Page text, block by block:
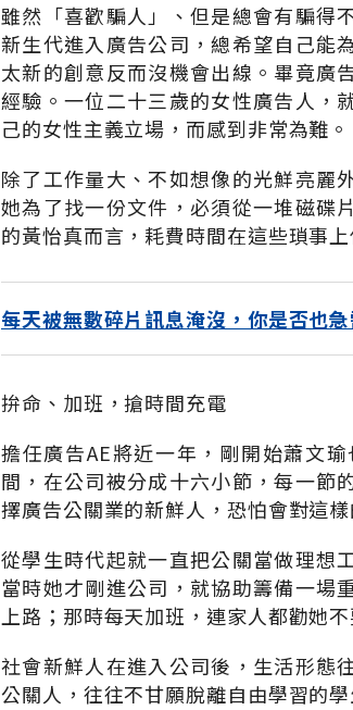
雖然「喜歡騙人」、但是總會有騙得
新生代進入廣告公司，總希望自己能
太新的創意反而沒機會出線。畢竟廣
經驗。一位二十三歲的女性廣告人，
己的女性主義立場，而感到非常為難。
除了工作量大、不如想像的光鮮亮麗
她為了找一份文件，必須從一堆磁碟
的黃怡真而言，耗費時間在這些瑣事
每天被無數碎片訊息淹沒，你是否也
拚命、加班，搶時間充電
擔任廣告AE將近一年，剛開始蕭文
間，在公司被分成十六小節，每一節
擇廣告公關業的新鮮人，恐怕會對這
從學生時代起就一直把公關當做理想
當時她才剛進公司，就協助籌備一場
上路；那時每天加班，連家人都勸她不
社會新鮮人在進入公司後，生活形態
公關人，往往不甘願脫離自由學習的